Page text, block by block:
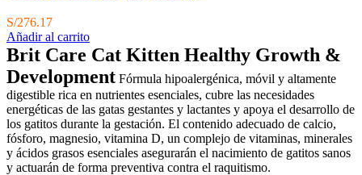
S/276.17
Añadir al carrito
Brit Care Cat Kitten Healthy Growth &
Development Fórmula hipoalergénica, móvil y altamente
digestible rica en nutrientes esenciales, cubre las necesidades
energéticas de las gatas gestantes y lactantes y apoya el desarrollo de
los gatitos durante la gestación. El contenido adecuado de calcio,
fósforo, magnesio, vitamina D, un complejo de vitaminas, minerales
y ácidos grasos esenciales asegurarán el nacimiento de gatitos sanos
y actuarán de forma preventiva contra el raquitismo.